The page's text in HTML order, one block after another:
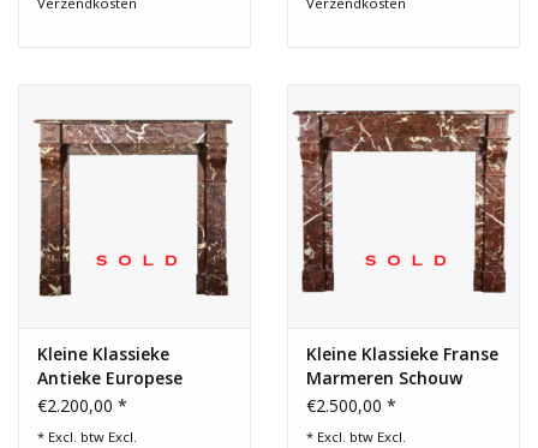
Kleine Klassieke
Antieke Europese
Marmeren Schouw
€2.200,00 *
* Excl. btw Excl.
Kleine Klassieke Franse
Marmeren Schouw
€2.500,00 *
* Excl. btw Excl.